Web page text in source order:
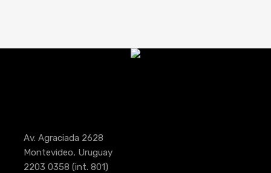
Av. Agraciada 2628
Montevideo, Uruguay
2203 0358 (int. 801)